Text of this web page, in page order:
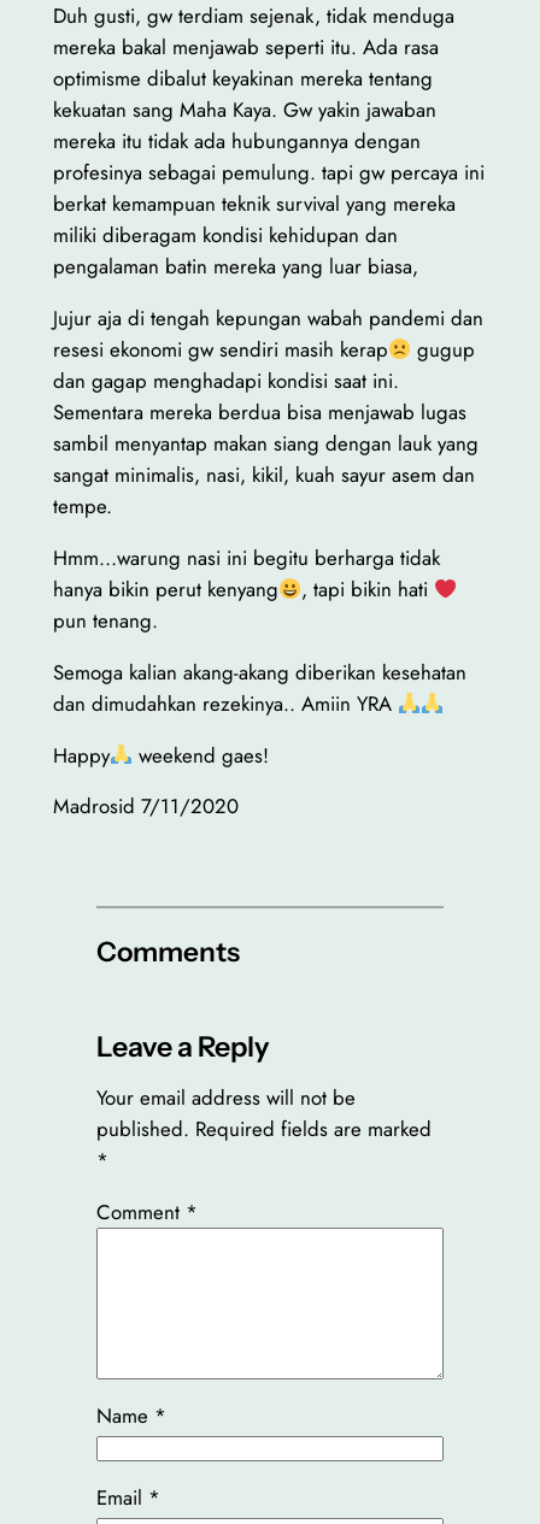
Duh gusti, gw terdiam sejenak, tidak menduga
mereka bakal menjawab seperti itu. Ada rasa
optimisme dibalut keyakinan mereka tentang
kekuatan sang Maha Kaya. Gw yakin jawaban
mereka itu tidak ada hubungannya dengan
profesinya sebagai pemulung. tapi gw percaya ini
berkat kemampuan teknik survival yang mereka
miliki diberagam kondisi kehidupan dan
pengalaman batin mereka yang luar biasa,
Jujur aja di tengah kepungan wabah pandemi dan
resesi ekonomi gw sendiri masih kerap
gugup
dan gagap menghadapi kondisi saat ini.
Sementara mereka berdua bisa menjawab lugas
sambil menyantap makan siang dengan lauk yang
sangat minimalis, nasi, kikil, kuah sayur asem dan
tempe.
Hmm…warung nasi ini begitu berharga tidak
hanya bikin perut kenyang
, tapi bikin hati
pun tenang.
Semoga kalian akang-akang diberikan kesehatan
dan dimudahkan rezekinya.. Amiin YRA
Happy
weekend gaes!
Madrosid 7/11/2020
Comments
Leave a Reply
Your email address will not be
published. Required fields are marked
*
Comment *
Name *
Email *